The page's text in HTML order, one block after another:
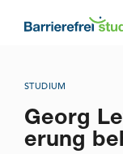
STUDIUM
Georg
erung